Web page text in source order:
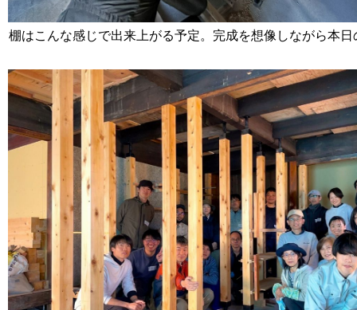
棚はこんな感じで出来上がる予定。完成を想像しながら本日